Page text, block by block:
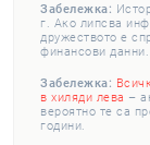
Забележка:
г. Ако липсва
дружеството е
финансови данни.
Забележка:
в хиляди лева –
вероятно те са
години.